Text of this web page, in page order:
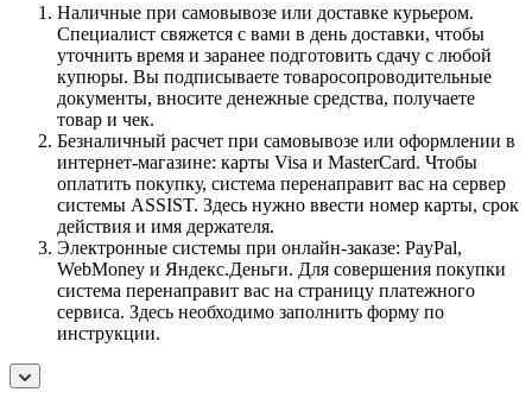
Наличные при самовывозе или доставке курьером.
Специалист свяжется с вами в день доставки, чтобы
уточнить время и заранее подготовить сдачу с любой
купюры. Вы подписываете товаросопроводительные
документы, вносите денежные средства, получаете
товар и чек.
Безналичный расчет при самовывозе или оформлении в
интернет-магазине: карты Visa и MasterCard. Чтобы
оплатить покупку, система перенаправит вас на сервер
системы ASSIST. Здесь нужно ввести номер карты, срок
действия и имя держателя.
Электронные системы при онлайн-заказе: PayPal,
WebMoney и Яндекс.Деньги. Для совершения покупки
система перенаправит вас на страницу платежного
сервиса. Здесь необходимо заполнить форму по
инструкции.